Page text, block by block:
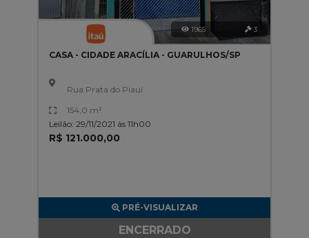
1965 3
CASA - CIDADE ARACÍLIA - GUARULHOS/SP
Rua Prata do Piauí
154,0 m²
Leilão: 29/11/2021 às 11h00
R$ 121.000,00
PRÉ-VISUALIZAR
ENCERRADO